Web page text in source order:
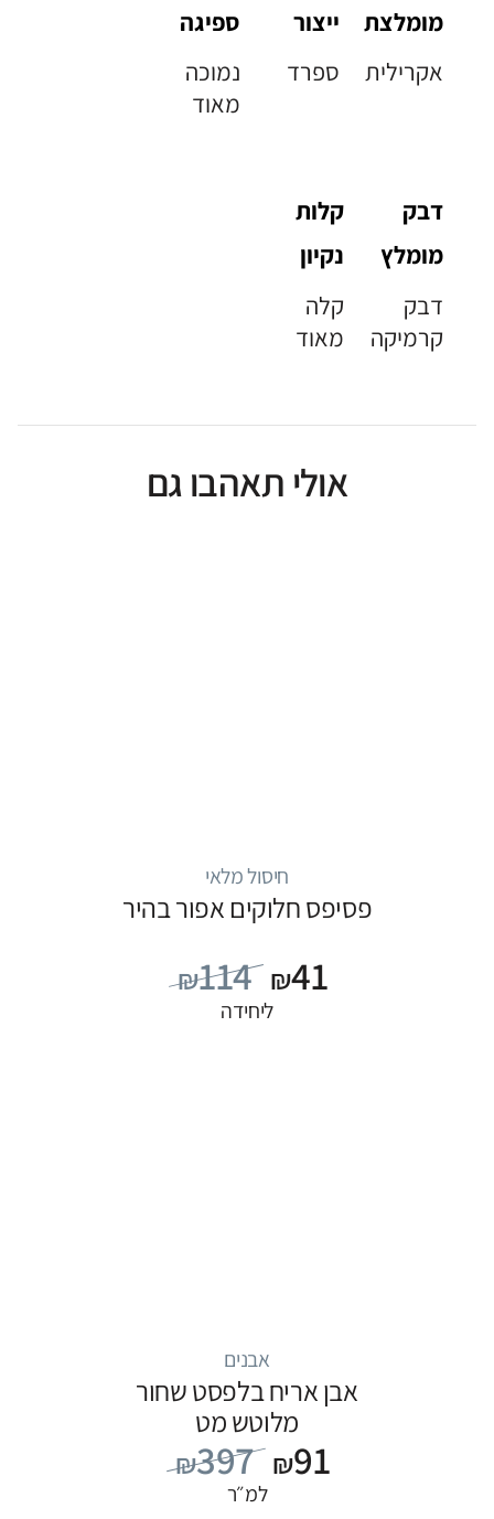
מומלצת
אקרילית
ייצור
ספרד
ספיגה
נמוכה
מאוד
דבק
מומלץ
דבק
קרמיקה
קלות
נקיון
קלה
מאוד
אולי תאהבו גם
חיסול מלאי
פסיפס חלוקים אפור בהיר
₪114 ₪41
ליחידה
אבנים
אבן אריח בלפסט שחור
מלוטש מט
₪397 ₪91
למ״ר